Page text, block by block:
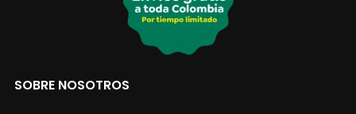
SOBRE NOSOTROS